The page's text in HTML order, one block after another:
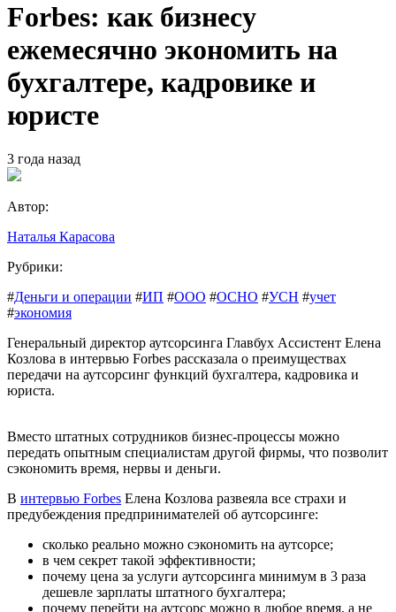
Forbes: как бизнесу
ежемесячно экономить на
бухгалтере, кадровике и
юристе
3 года назад
Автор:
Наталья Карасова
Рубрики:
#Деньги и операции #ИП #ООО #ОСНО #УСН #учет
#экономия
Генеральный директор аутсорсинга Главбух Ассистент Елена
Козлова в интервью Forbes рассказала о преимуществах
передачи на аутсорсинг функций бухгалтера, кадровика и
юриста.
Вместо штатных сотрудников бизнес-процессы можно
передать опытным специалистам другой фирмы, что позволит
сэкономить время, нервы и деньги.
В интервью Forbes Елена Козлова развеяла все страхи и
предубеждения предпринимателей об аутсорсинге:
сколько реально можно сэкономить на аутсорсе;
в чем секрет такой эффективности;
почему цена за услуги аутсорсинга минимум в 3 раза
дешевле зарплаты штатного бухгалтера;
почему перейти на аутсорс можно в любое время, а не